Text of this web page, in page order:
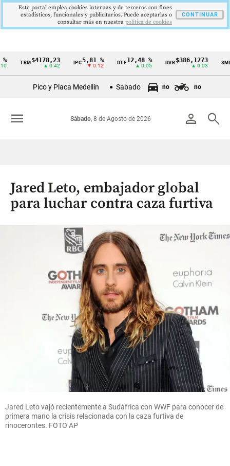
Cintillo
Colombia
TRM$4178,23
▲ 0.42
5,81 %
▼ 0.12
DTF12,48 %
▲ 0.05
UVR$386,1273
▲ 0.03
Pico y Placa Medellín Sabado no no
person search
Sábado, 8 de Agosto de 2026
menu
Jared Leto, embajador global
para luchar contra caza furtiva
Jared Leto vajó recientemente a Sudáfrica con WWF para conocer de
primera mano la crisis relacionada con la caza furtiva de
rinocerontes. FOTO AP
Este portal emplea cookies internas y de terceros con fines
estadísticos, funcionales y publicitarios. Puede aceptarlas o
consultar más en nuestra politica de cookies
CONTINUAR